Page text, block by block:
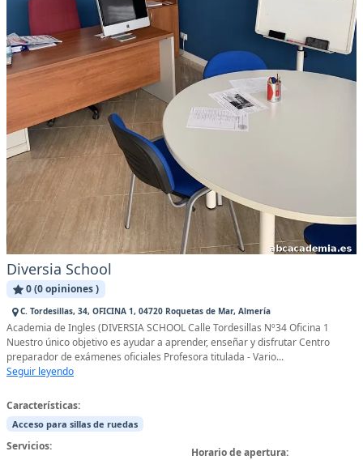
Diversia School
0 (0 opiniones )
C. Tordesillas, 34, OFICINA 1, 04720 Roquetas de Mar, Almería
Academia de Ingles (DIVERSIA SCHOOL Calle Tordesillas Nº34 Oficina 1
Nuestro único objetivo es ayudar a aprender, enseñar y disfrutar Centro
preparador de exámenes oficiales Profesora titulada - Vario...
Seguir leyendo
Características:
Acceso para sillas de ruedas
Servicios:
Horario de apertura: